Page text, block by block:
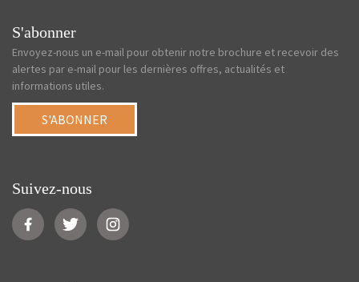
S'abonner
Envoyez-nous un e-mail pour obtenir notre brochure et recevoir des
alertes par e-mail pour les dernières offres, actualités et
informations utiles.
S'ABONNER
Suivez-nous